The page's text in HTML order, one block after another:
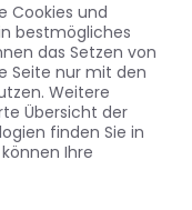
Cookies und
bestmögliches
das Setzen von
Seite nur mit den
Weitere
Übersicht der
finden Sie in
können Ihre